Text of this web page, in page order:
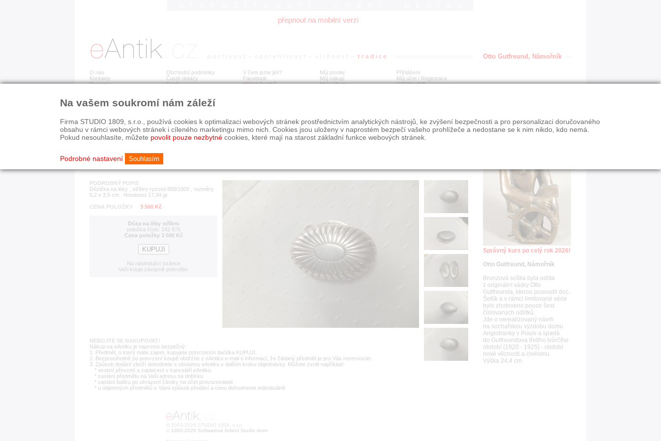
přepnout na mobilní verzi
O nás
Kontakty
Recenze
Obchodní podmínky
Časté dotazy
Ceník
V čem jsme jiní?
Facebook
Výkup šperků
Můj prodej
Můj nákup
Moje album
Přihlášení
Můj účet / Registrace
GDPR/AML
Detail položky č. 182 876 Dóza na léky stříbro
PODROBNÝ POPIS
Dózička na léky , stříbro ryzosti 800/1000 , rozměry
5,2 x 3,5 cm . Hmotnost 17,34 gr.
CENA POLOŽKY
3 500 Kč
Dóza na léky stříbro
položka číslo: 182 876
Cena položky 3 500 Kč
Na následující stránce
Vaši koupi závazně potvrdíte.
NEBOJTE SE NAKUPOVAT!
Nákup na eAntiku je naprosto bezpečný:
1. Předmět, o který máte zájem, kupujete potvrzením tlačítka KUPUJI.
2. Bezprostředně po potvrzení koupě obdržíte z eAntiku e-mail s informací, že žádaný předmět je pro Vás rezervován.
3. Způsob dodání zboží dohodnete s obsluhou eAntiku v dalším kroku objednávky. Můžete zvolit například:
* osobní převzetí a zaplacení v kanceláři eAntiku
* zaslání předmětu na Vaši adresu na dobírku
* zaslání balíku po uhrazení částky na účet provozovatele
* u objemných předmětů s Vámi způsob předání a cenu dohodneme individuálně
© 2003-2026 STUDIO 1809, s.r.o.
1992-2026 Softwarové řešení Studio dmm
Otto Gutfreund, Námořník
Správný kurs po celý rok 2026!
Otto Gutfreund, Námořník
Bronzová soška byla odlita
z originální sádry Otto
Gutfreunda, kterou posoudil doc.
Šetlík a v rámci limitované série
bylo zhotoveno pouze šest
číslovaných odlitků.
Jde o nerealizovaný návrh
na sochařskou výzdobu domu
Anglobanky v Praze a spadá
do Gutfreundova třetího tvůrčího
období (1920 - 1925) - období
nové věcnosti a civilismu.
Výška 24,4 cm.
Na vašem soukromí nám záleží
Firma STUDIO 1809, s.r.o., používá cookies k optimalizaci webových stránek prostřednictvím analytických nástrojů, ke zvýšení bezpečnosti a pro personalizaci doručovaného
obsahu v rámci webových stránek i cíleného marketingu mimo nich. Cookies jsou uloženy v naprostém bezpečí vašeho prohlížeče a nedostane se k nim nikdo, kdo nemá.
Pokud nesouhlasíte, můžete povolit pouze nezbytné cookies, které mají na starost základní funkce webových stránek.
Podrobné nastavení Souhlasím